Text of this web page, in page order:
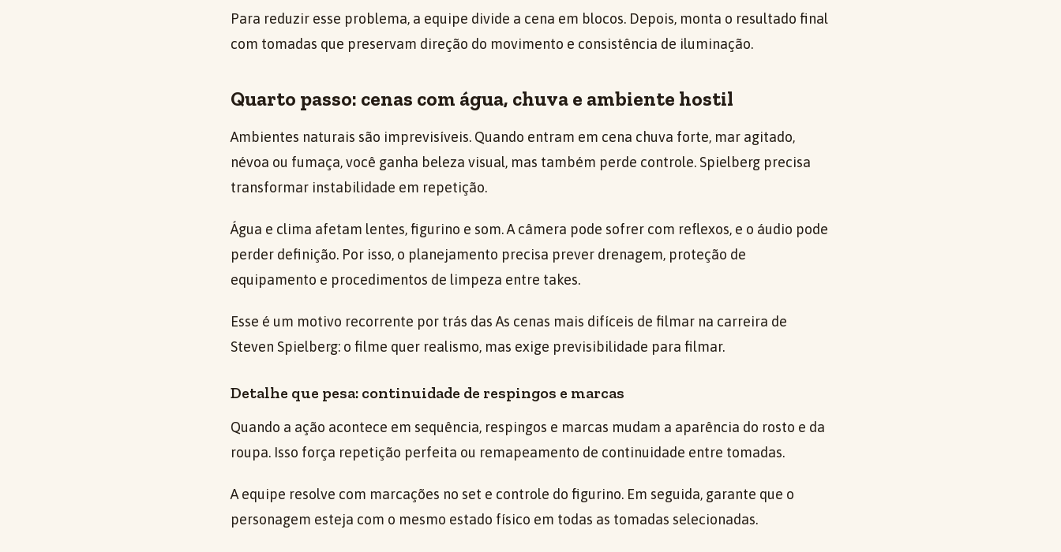
Para reduzir esse problema, a equipe divide a cena em blocos. Depois, monta o resultado final
com tomadas que preservam direção do movimento e consistência de iluminação.
Quarto passo: cenas com água, chuva e ambiente hostil
Ambientes naturais são imprevisíveis. Quando entram em cena chuva forte, mar agitado,
névoa ou fumaça, você ganha beleza visual, mas também perde controle. Spielberg precisa
transformar instabilidade em repetição.
Água e clima afetam lentes, figurino e som. A câmera pode sofrer com reflexos, e o áudio pode
perder definição. Por isso, o planejamento precisa prever drenagem, proteção de
equipamento e procedimentos de limpeza entre takes.
Esse é um motivo recorrente por trás das As cenas mais difíceis de filmar na carreira de
Steven Spielberg: o filme quer realismo, mas exige previsibilidade para filmar.
Detalhe que pesa: continuidade de respingos e marcas
Quando a ação acontece em sequência, respingos e marcas mudam a aparência do rosto e da
roupa. Isso força repetição perfeita ou remapeamento de continuidade entre tomadas.
A equipe resolve com marcações no set e controle do figurino. Em seguida, garante que o
personagem esteja com o mesmo estado físico em todas as tomadas selecionadas.